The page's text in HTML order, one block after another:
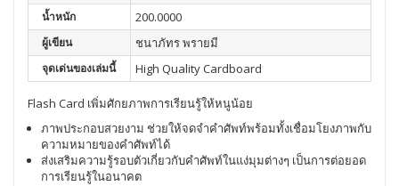
น้ำหนัก 200.0000
ผู้เขียน ชนาภัทร พรายมี
จุดเด่นของเล่มนี้ High Quality Cardboard
Flash Card เพิ่มศักยภาพการเรียนรู้ให้หนูน้อย
ภาพประกอบสวยงาม ช่วยให้จดจำคำศัพท์พร้อมทั้งเชื่อมโยงภาพกับ
ความหมายของคำศัพท์ได้
ส่งเสริมความรู้รอบตัวเกี่ยวกับคำศัพท์ในแง่มุมต่างๆ เป็นการต่อยอด
การเรียนรู้ในอนาคต